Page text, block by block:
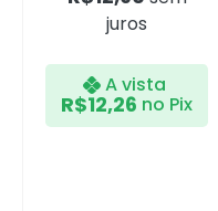
juros
A vista
R$12,26 no Pix